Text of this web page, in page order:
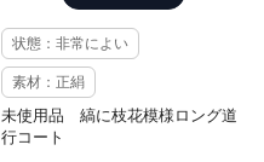
状態：非常によい
素材：正絹
未使用品 縞に枝花模様ロング道
行コート